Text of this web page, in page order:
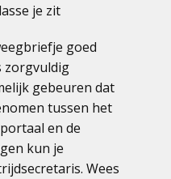
je zit
goed
zorgvuldig
gebeuren dat
tussen het
en de
kun je
Wees